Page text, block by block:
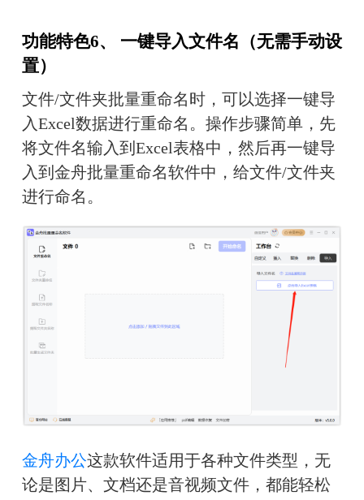
功能特色6、 一键导入文件名（无需手动设
置）
文件/文件夹批量重命名时，可以选择一键导
入Excel数据进行重命名。操作步骤简单，先
将文件名输入到Excel表格中，然后再一键导
入到金舟批量重命名软件中，给文件/文件夹
进行命名。
金舟办公这款软件适用于各种文件类型，无
论是图片、文档还是音视频文件，都能轻松